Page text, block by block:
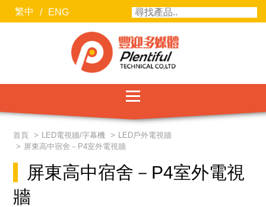
繁中 / ENG
服務項目
最新消息
聯絡我們
首頁 LED電視牆/字幕機
LED戶外電視牆
屏東高中宿舍－P4室外電視牆
屏東高中宿舍－P4室外電視
牆